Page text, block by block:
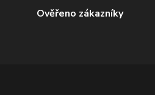
Ověřeno zákazníky